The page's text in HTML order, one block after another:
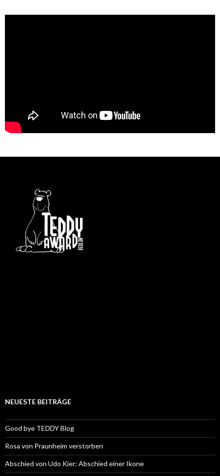
NEUESTE BEITRÄGE
Good bye TEDDY Blog
Rosa von Praunheim verstorben
Abschied von Udo Kier: Abschied einer Ikone